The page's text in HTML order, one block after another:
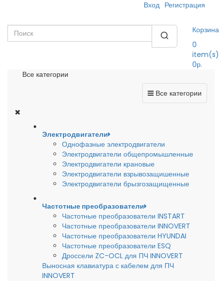
Вход Регистрация
Корзина
0
item(s)
0р.
Все категории
Все категории
Электродвигатели
Однофазные электродвигатели
Электродвигатели общепромышленные
Электродвигатели крановые
Электродвигатели взрывозащишенные
Электродвигатели брызгозащищенные
Частотные преобразователи
Частотные преобразователи INSTART
Частотные преобразователи INNOVERT
Частотные преобразователи HYUNDAI
Частотные преобразователи ESQ
Дроссели ZC-OCL для ПЧ INNOVERT
Выносная клавиатура с кабелем для ПЧ
INNOVERT